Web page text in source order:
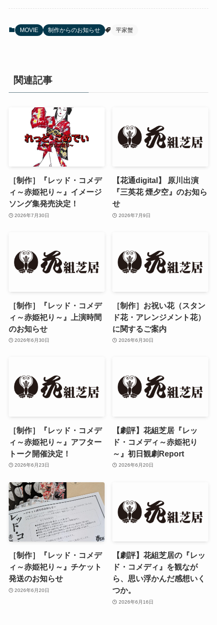
MOVIE 制作からのお知らせ 平家蟹
関連記事
［制作］『レッド・コメデ
ィ～赤姫祀り～』イメージ
ソング集発売決定！
2026年7月30日
【花通digital】 原川出演
『三英花 煙夕空』のお知ら
せ
2026年7月9日
［制作］『レッド・コメデ
ィ～赤姫祀り～』上演時間
のお知らせ
2026年6月30日
［制作］お祝い花（スタン
ド花・アレンジメント花）
に関するご案内
2026年6月30日
［制作］『レッド・コメデ
ィ～赤姫祀り～』アフター
トーク開催決定！
2026年6月23日
【劇評】花組芝居『レッ
ド・コメディ～赤姫祀り
～』初日観劇Report
2026年6月20日
［制作］『レッド・コメデ
ィ～赤姫祀り～』チケット
発送のお知らせ
2026年6月20日
【劇評】花組芝居の『レッ
ド・コメディ』を観なが
ら、思い浮かんだ感想いく
つか。
2026年6月16日